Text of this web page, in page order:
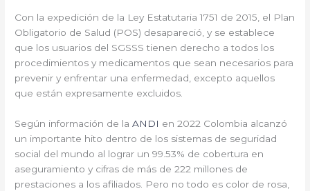
Con la expedición de la Ley Estatutaria 1751 de 2015, el Plan
Obligatorio de Salud (POS) desapareció, y se establece
que los usuarios del SGSSS tienen derecho a todos los
procedimientos y medicamentos que sean necesarios para
prevenir y enfrentar una enfermedad, excepto aquellos
que están expresamente excluidos.
Según información de laANDI en 2022 Colombia alcanzó
un importante hito dentro de los sistemas de seguridad
social del mundo al lograr un 99.53% de cobertura en
aseguramiento y cifras de más de 222 millones de
prestaciones a los afiliados. Pero no todo es color de rosa,